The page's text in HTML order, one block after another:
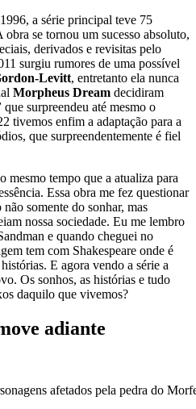
a série principal teve 75
se tornou um sucesso absoluto,
derivados e revisitas pelo
surgiu rumores de uma possível
Levitt, entretanto ela nunca
Morpheus Dream decidiram
que surpreendeu até mesmo o
tivemos enfim a adaptação para a
que surpreendentemente é fiel
mesmo tempo que a atualiza para
Essa obra me fez questionar
somente do sonhar, mas
nossa sociedade. Eu me lembro
e quando cheguei no
tem com Shakespeare onde é
E agora vendo a série a
Os sonhos, as histórias e tudo
daquilo que vivemos?
adiante
afetados pela pedra do